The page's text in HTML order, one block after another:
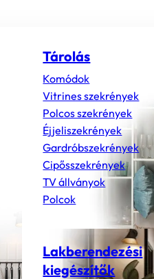
Tárolás
Komódok
Vitrines szekrények
Polcos szekrények
Éjjeliszekrények
Gardróbszekrények
Cipősszekrények
TV állványok
Polcok
Lakberendezési
kiegészítők